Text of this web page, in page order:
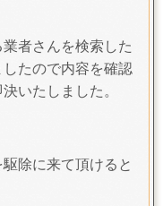
者さんを検索した
たので内容を確認
いたしました。
除に来て頂けると